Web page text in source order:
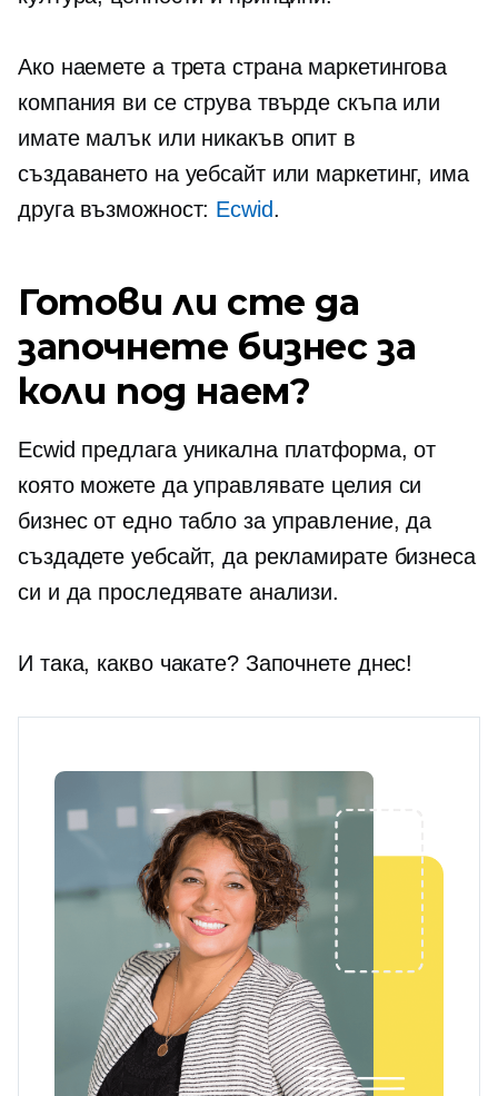
Ако наемете a трета странамаркетингова
компания ви се струва твърде скъпа или
имате малък или никакъв опит в
създаването на уебсайт или маркетинг, има
друга възможност: Ecwid.
Готови ли сте да
започнете бизнес за
коли под наем?
Ecwid предлага уникална платформа, от
която можете да управлявате целия си
бизнес от едно табло за управление, да
създадете уебсайт, да рекламирате бизнеса
си и да проследявате анализи.
И така, какво чакате? Започнете днес!